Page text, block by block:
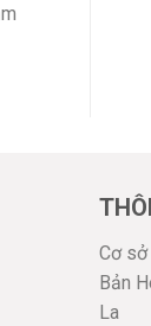
Cơ
Bản
La